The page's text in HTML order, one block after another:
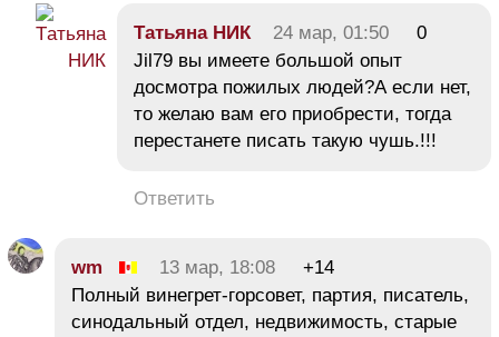
Тaтьяна НИК 24 мар, 01:50
0
Jil79 вы имеете большой опыт
досмотра пожилых людей?А если нет,
то желаю вам его приобрести, тогда
перестанете писать такую чушь.!!!
Ответить
wm 13 мар, 18:08
+14
Полный винегрет-горсовет, партия, писатель,
синодальный отдел, недвижимость, старые